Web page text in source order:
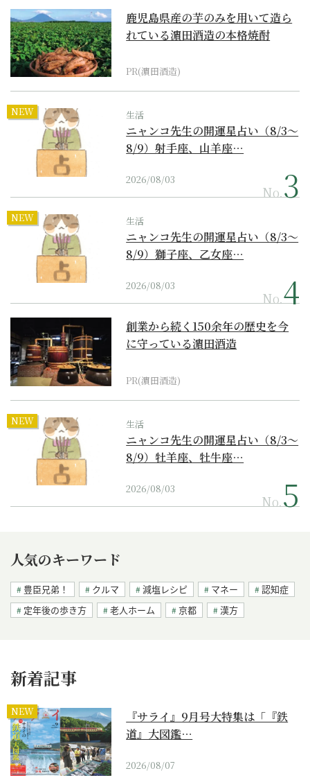
鹿児島県産の芋のみを用いて造ら
れている濵田酒造の本格焼酎
PR(濵田酒造)
NEW 生活
ニャンコ先生の開運星占い（8/3～
8/9）射手座、山羊座…
2026/08/03
No.
NEW 生活
ニャンコ先生の開運星占い（8/3～
8/9）獅子座、乙女座…
2026/08/03
No.
創業から続く150余年の歴史を今
に守っている濵田酒造
PR(濵田酒造)
NEW 生活
ニャンコ先生の開運星占い（8/3～
8/9）牡羊座、牡牛座…
2026/08/03
No.
人気のキーワード
豊臣兄弟！ クルマ 減塩レシピ マネー
認知症
定年後の歩き方
老人ホーム 京都 漢方
新着記事
NEW
『サライ』9月号大特集は「『鉄
道』大図鑑…
2026/08/07